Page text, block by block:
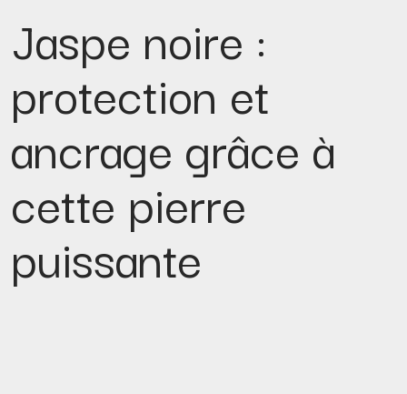
Jaspe noire :
protection et
ancrage grâce à
cette pierre
puissante